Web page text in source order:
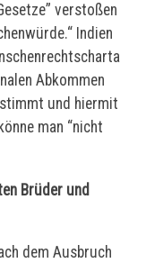
verstoßen
Indien
Abkommen
und hiermit
man “nicht
Brüder und
dem Ausbruch